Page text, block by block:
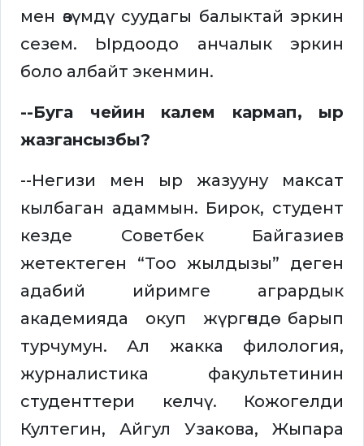
мен өзүмдү суудагы балыктай эркин
сезем. Ырдоодо анчалык эркин
боло албайт экенмин.
--Буга чейин калем кармап, ыр
жазгансызбы?
--Негизи мен ыр жазууну максат
кылбаган адаммын. Бирок, студент
кезде Советбек Байгазиев
жетектеген “Тоо жылдызы” деген
адабий ийримге агрардык
академияда окуп жүргөндө барып
турчумун. Ал жакка филология,
журналистика факультетинин
студенттери келчү. Кожогелди
Култегин, Айгул Узакова, Жыпара